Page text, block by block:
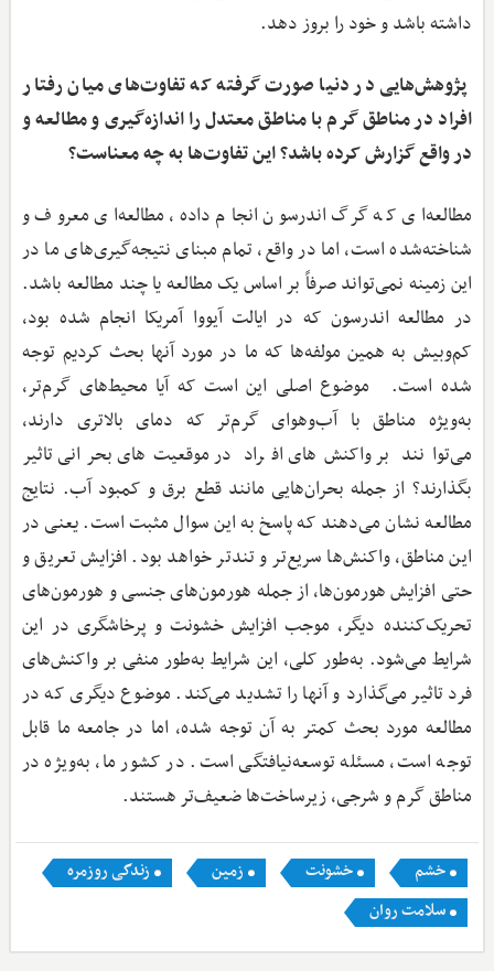
داشته باشد و خود را بروز دهد.
پژوهش‌هایی در دنیا صورت گرفته که تفاوت‌های میان رفتار
افراد در مناطق گرم با مناطق معتدل را اندازه‌گیری و مطالعه و
در واقع گزارش کرده باشد؟ این تفاوت‌ها به چه معناست؟
مطالعه‌ای که گرگ اندرسون انجام داده، مطالعه‌ای معروف و
شناخته‌شده است، اما در واقع، تمام مبنای نتیجه‌گیری‌های ما در
این زمینه نمی‌تواند صرفاً بر اساس یک مطالعه یا چند مطالعه باشد.
در مطالعه اندرسون که در ایالت آیووا آمریکا انجام شده بود،
کم‌وبیش به همین مولفه‌ها که ما در مورد آنها بحث کردیم توجه
شده است. موضوع اصلی این است که آیا محیط‌های گرم‌تر،
به‌ویژه مناطق با آب‌وهوای گرم‌تر که دمای بالاتری دارند،
می‌توانند بر واکنش‌های افراد در موقعیت‌های بحرانی تاثیر
بگذارند؟ از جمله بحران‌هایی مانند قطع برق و کمبود آب. نتایج
مطالعه نشان می‌دهند که پاسخ به این سوال مثبت است. یعنی در
این مناطق، واکنش‌ها سریع‌تر و تندتر خواهد بود. افزایش تعریق و
حتی افزایش هورمون‌ها، از جمله هورمون‌های جنسی و هورمون‌های
تحریک‌کننده دیگر، موجب افزایش خشونت و پرخاشگری در این
شرایط می‌شود. به‌طور کلی، این شرایط به‌طور منفی بر واکنش‌های
فرد تاثیر می‌گذارد و آنها را تشدید می‌کند. موضوع دیگری که در
مطالعه مورد بحث کمتر به آن توجه شده، اما در جامعه ما قابل
توجه است، مسئله توسعه‌نیافتگی است. در کشور ما، به‌ویژه در
مناطق گرم و شرجی، زیرساخت‌ها ضعیف‌تر هستند.
خشم خشونت زمین
زندگی روزمره
سلامت روان